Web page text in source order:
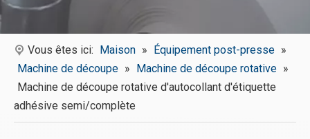
Vous êtes ici: Maison » Équipement post-presse »
Machine de découpe » Machine de découpe rotative »
Machine de découpe rotative d'autocollant d'étiquette
adhésive semi/complète